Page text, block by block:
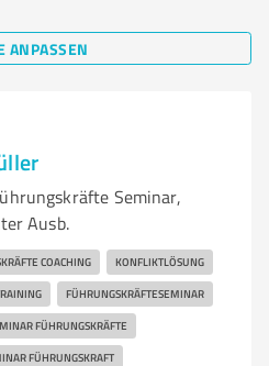
ANPASSEN
Seminar,
Ausb.
COACHING KONFLIKTLÖSUNG
FÜHRUNGSKRÄFTESEMINAR
FÜHRUNGSKRÄFTE
FÜHRUNGSKRAFT